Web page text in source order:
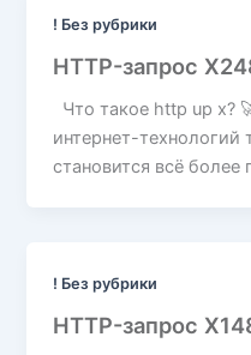
! Без рубрики
HTTP-запрос
Что такое http up x?
интернет-технологий
становится всё
! Без рубрики
HTTP-запрос